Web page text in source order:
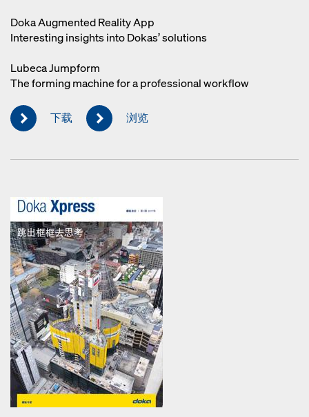
Doka Augmented Reality App
Interesting insights into Dokas’ solutions
Lubeca Jumpform
The forming machine for a professional workflow
下载 浏览